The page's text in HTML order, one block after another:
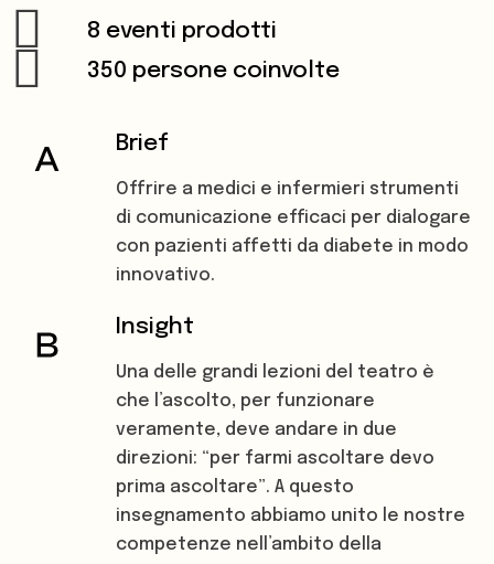
Brief
Offrire a medici e infermieri strumenti
di comunicazione efficaci per dialogare
con pazienti affetti da diabete in modo
innovativo.
Insight
Una delle grandi lezioni del teatro è
che l’ascolto, per funzionare
veramente, deve andare in due
direzioni: “per farmi ascoltare devo
prima ascoltare”. A questo
insegnamento abbiamo unito le nostre
competenze nell’ambito della
8 eventi prodotti
350 persone coinvolte